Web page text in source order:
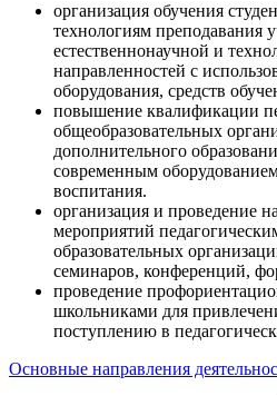
организация обучения
технологиям преподавания
естественнонаучной и
направленностей с
оборудования, средств
повышение квалификации
общеобразовательных
дополнительного
современным
воспитания.
организация и проведение
мероприятий
образовательных
семинаров, конференций,
проведение
школьниками для
поступлению в
Основные направления